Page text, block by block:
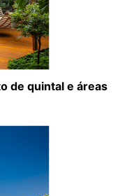
de quintal e áreas